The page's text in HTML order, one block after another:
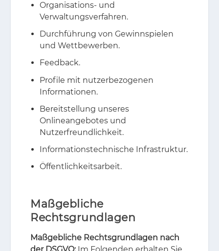
Organisations- und
Verwaltungsverfahren.
Durchführung von Gewinnspielen
und Wettbewerben.
Feedback.
Profile mit nutzerbezogenen
Informationen.
Bereitstellung unseres
Onlineangebotes und
Nutzerfreundlichkeit.
Informationstechnische Infrastruktur.
Öffentlichkeitsarbeit.
Maßgebliche
Rechtsgrundlagen
Maßgebliche Rechtsgrundlagen nach